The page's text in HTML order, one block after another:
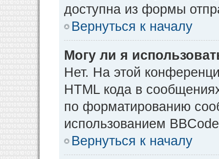
доступна из формы
Вернуться к началу
Могу ли я
Нет. На этой
HTML кода в
по форматированию
использованием
Вернуться к началу